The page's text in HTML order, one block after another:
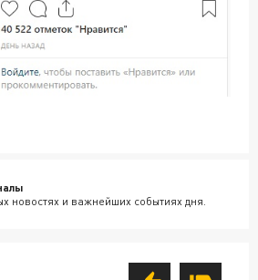
новостях и важнейших событиях дня.